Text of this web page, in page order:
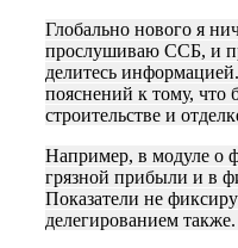
Глобально нового я
прослушиваю ССБ, и
делитесь
пояснений к тому, что
строительстве и
Например, в модуле о
грязной прибыли и в
Показатели не
делегированием